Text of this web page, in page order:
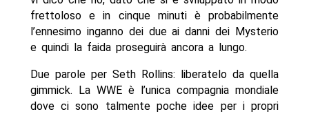
frettoloso e in cinque minuti è probabilmente
l’ennesimo inganno dei due ai danni dei Mysterio
e quindi la faida proseguirà ancora a lungo.
Due parole per Seth Rollins: liberatelo da quella
gimmick. La WWE è l’unica compagnia mondiale
dove ci sono talmente poche idee per i propri